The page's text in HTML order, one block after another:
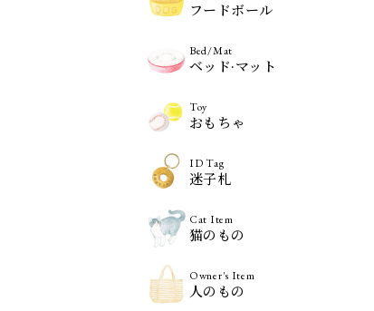
フードボール
Bed/Mat
ベッド·マット
Toy
おもちゃ
ID Tag
迷子札
Cat Item
猫のもの
Owner's Item
人のもの